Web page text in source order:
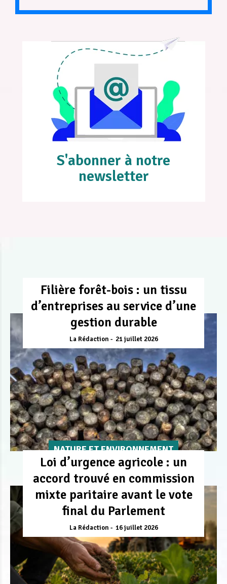
S'abonner à notre
newsletter
Filière forêt-bois : un tissu
d’entreprises au service d’une
gestion durable
La Rédaction 21 juillet 2026
NATURE ET ENVIRONNEMENT
Loi d’urgence agricole : un
accord trouvé en commission
mixte paritaire avant le vote
final du Parlement
La Rédaction 16 juillet 2026